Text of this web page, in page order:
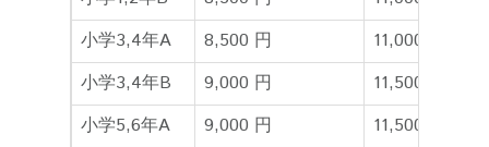
小学3,4年A
8,500 円
11,000 円
小学3,4年B
9,000 円
11,500 円
小学5,6年A
9,000 円
11,500 円